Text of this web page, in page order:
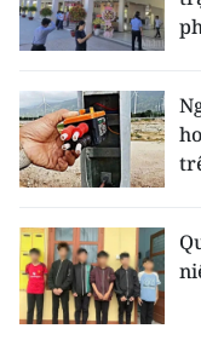
Chuyên trang TP.
CHUYÊN ĐỀ
CÁC CHUYÊN
VỀ BÁO NHÂN DÂN
THỜI NAY